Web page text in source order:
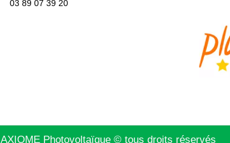
03 89 07 39 20
AXIOME Photovoltaïque © tous droits réservés